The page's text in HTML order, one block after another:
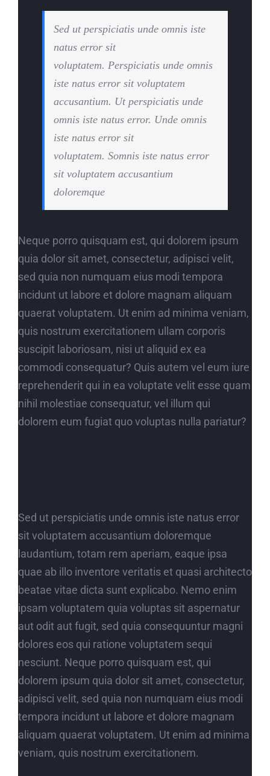
Sed ut perspiciatis unde omnis iste
natus error sit
voluptatem. Perspiciatis unde omnis
iste natus error sit voluptatem
accusantium. Ut perspiciatis unde
omnis iste natus error. Unde omnis
iste natus error sit
voluptatem. Somnis iste natus error
sit voluptatem accusantium
doloremque
Neque porro quisquam est, qui dolorem ipsum
quia dolor sit amet, consectetur, adipisci velit,
sed quia non numquam eius modi tempora
incidunt ut labore et dolore magnam aliquam
quaerat voluptatem. Ut enim ad minima veniam,
quis nostrum exercitationem ullam corporis
suscipit laboriosam, nisi ut aliquid ex ea
commodi consequatur? Quis autem vel eum iure
reprehenderit qui in ea voluptate velit esse quam
nihil molestiae consequatur, vel illum qui
dolorem eum fugiat quo voluptas nulla pariatur?
Sed ut perspiciatis unde omnis iste natus error
sit voluptatem accusantium doloremque
laudantium, totam rem aperiam, eaque ipsa
quae ab illo inventore veritatis et quasi architecto
beatae vitae dicta sunt explicabo. Nemo enim
ipsam voluptatem quia voluptas sit aspernatur
aut odit aut fugit, sed quia consequuntur magni
dolores eos qui ratione voluptatem sequi
nesciunt. Neque porro quisquam est, qui
dolorem ipsum quia dolor sit amet, consectetur,
adipisci velit, sed quia non numquam eius modi
tempora incidunt ut labore et dolore magnam
aliquam quaerat voluptatem. Ut enim ad minima
veniam, quis nostrum exercitationem.